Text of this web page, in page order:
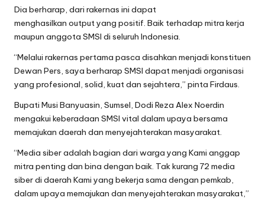
Dia berharap, dari rakernas ini dapat
menghasilkan output yang positif. Baik terhadap mitra kerja
maupun anggota SMSI di seluruh Indonesia.
“Melalui rakernas pertama pasca disahkan menjadi konstituen
Dewan Pers, saya berharap SMSI dapat menjadi organisasi
yang profesional, solid, kuat dan sejahtera,” pinta Firdaus.
Bupati Musi Banyuasin, Sumsel, Dodi Reza Alex Noerdin
mengakui keberadaan SMSI vital dalam upaya bersama
memajukan daerah dan menyejahterakan masyarakat.
“Media siber adalah bagian dari warga yang Kami anggap
mitra penting dan bina dengan baik. Tak kurang 72 media
siber di daerah Kami yang bekerja sama dengan pemkab,
dalam upaya memajukan dan menyejahterakan masyarakat,”